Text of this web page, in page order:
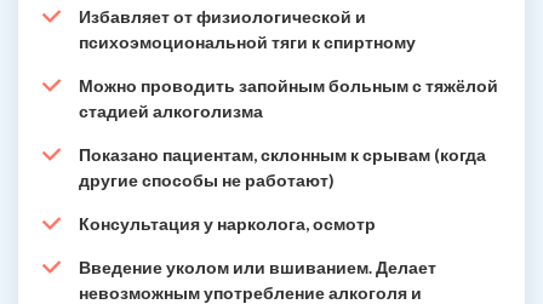
Избавляет от физиологической и
психоэмоциональной тяги к спиртному
Можно проводить запойным больным с тяжёлой
стадией алкоголизма
Показано пациентам, склонным к срывам (когда
другие способы не работают)
Консультация у нарколога, осмотр
Введение уколом или вшиванием. Делает
невозможным употребление алкоголя и